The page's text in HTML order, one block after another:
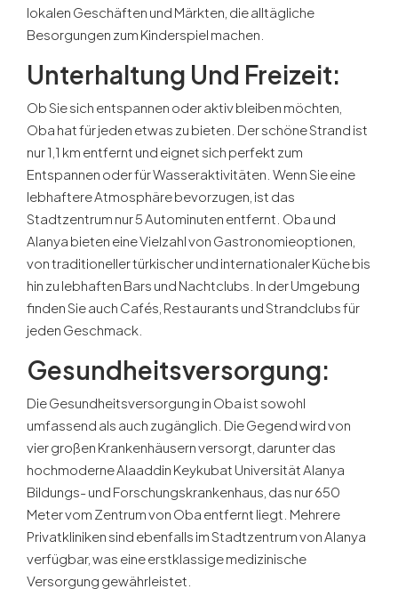
lokalen Geschäften und Märkten, die alltägliche
Besorgungen zum Kinderspiel machen.
Unterhaltung Und Freizeit:
Ob Sie sich entspannen oder aktiv bleiben möchten,
Oba hat für jeden etwas zu bieten. Der schöne Strand ist
nur 1,1 km entfernt und eignet sich perfekt zum
Entspannen oder für Wasseraktivitäten. Wenn Sie eine
lebhaftere Atmosphäre bevorzugen, ist das
Stadtzentrum nur 5 Autominuten entfernt. Oba und
Alanya bieten eine Vielzahl von Gastronomieoptionen,
von traditioneller türkischer und internationaler Küche bis
hin zu lebhaften Bars und Nachtclubs. In der Umgebung
finden Sie auch Cafés, Restaurants und Strandclubs für
jeden Geschmack.
Gesundheitsversorgung:
Die Gesundheitsversorgung in Oba ist sowohl
umfassend als auch zugänglich. Die Gegend wird von
vier großen Krankenhäusern versorgt, darunter das
hochmoderne Alaaddin Keykubat Universität Alanya
Bildungs- und Forschungskrankenhaus, das nur 650
Meter vom Zentrum von Oba entfernt liegt. Mehrere
Privatkliniken sind ebenfalls im Stadtzentrum von Alanya
verfügbar, was eine erstklassige medizinische
Versorgung gewährleistet.